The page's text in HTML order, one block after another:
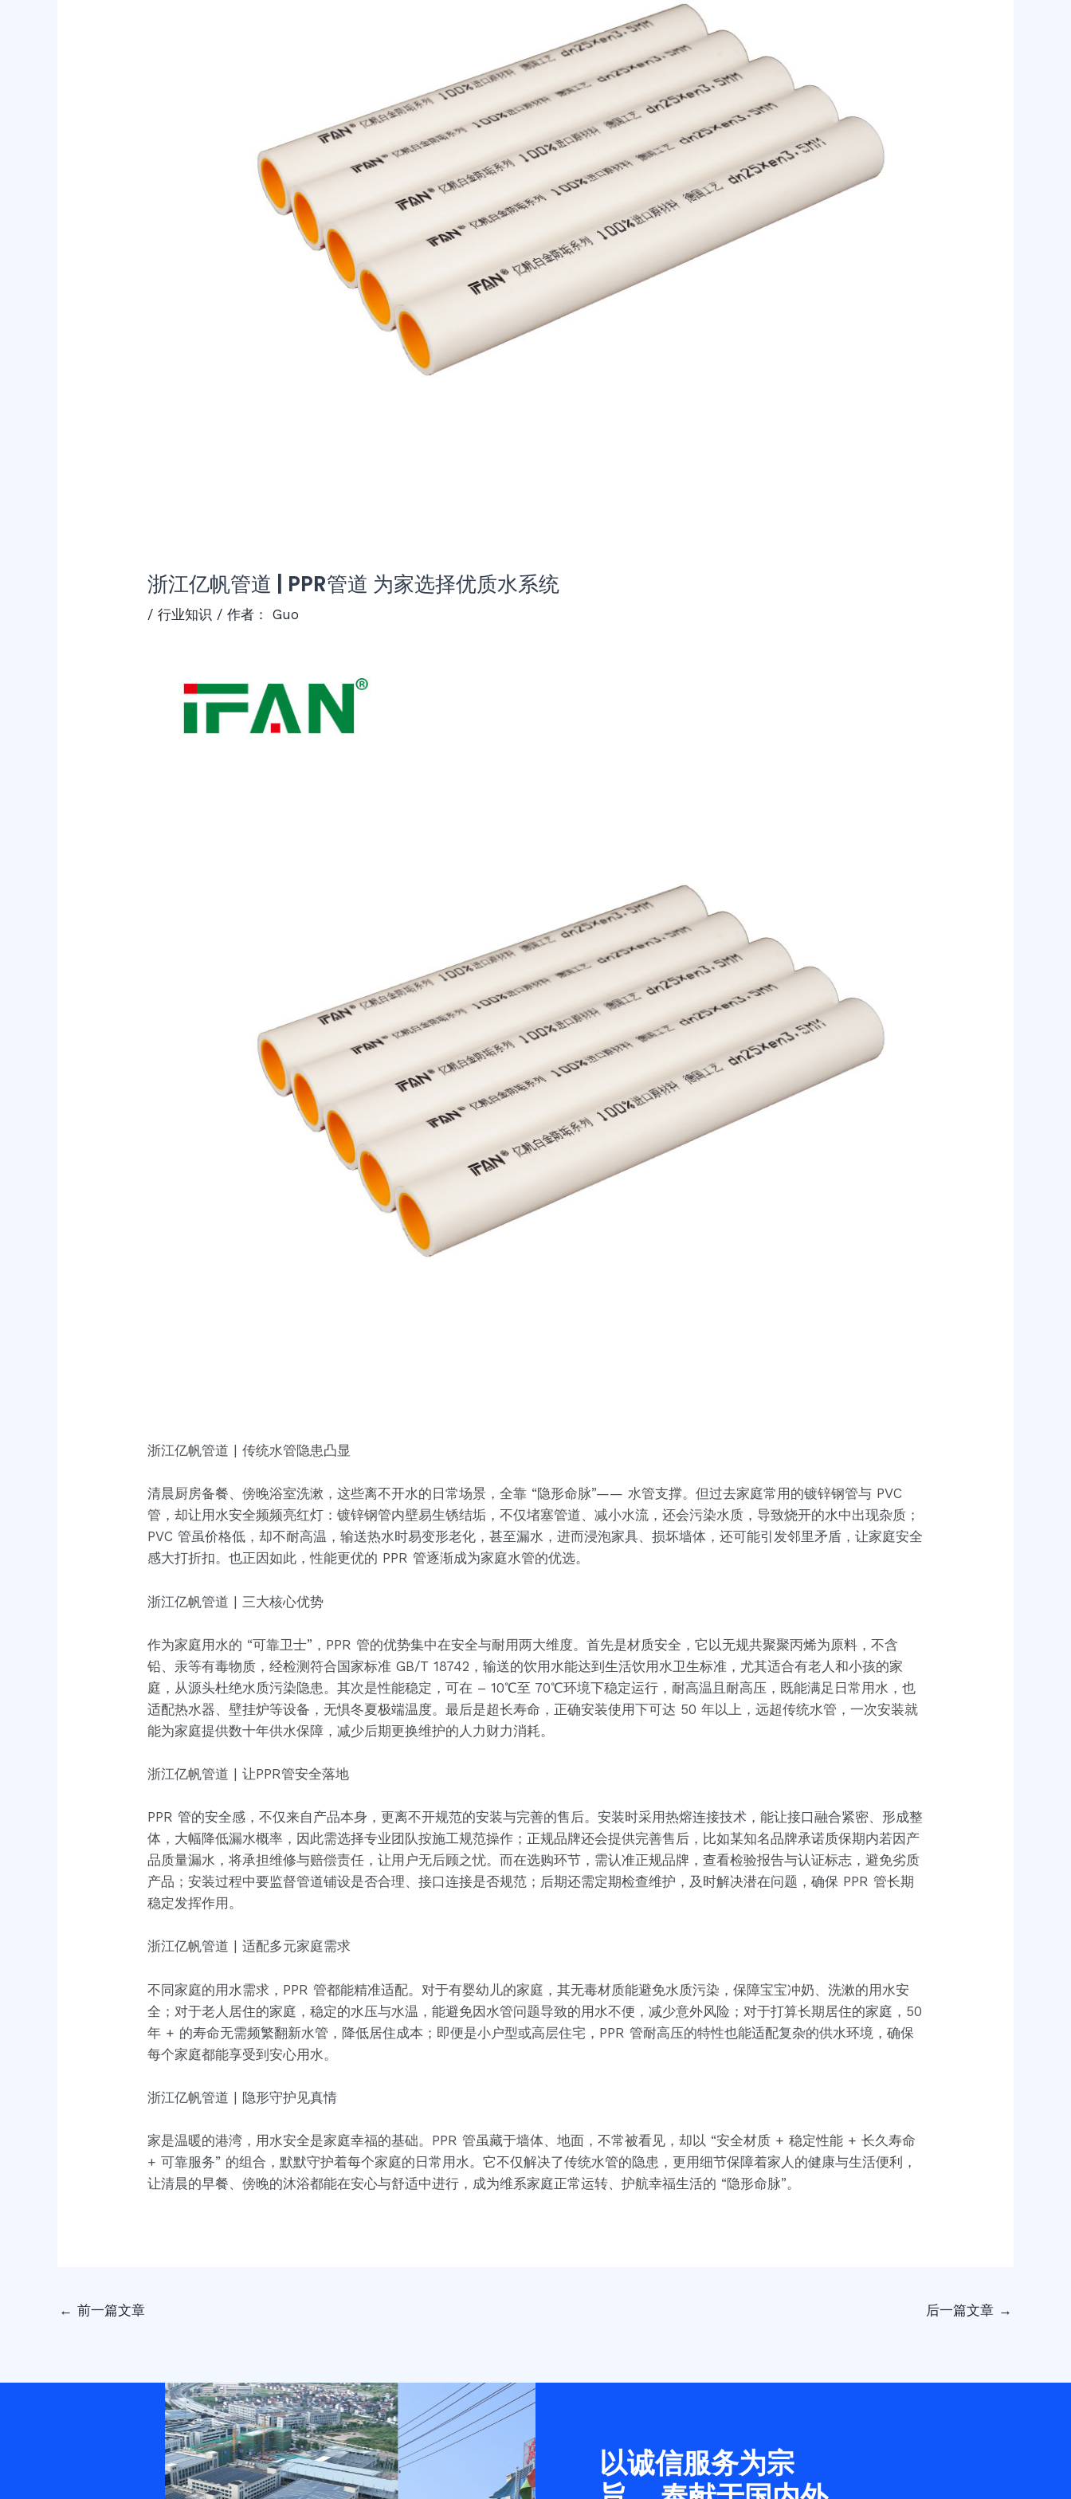
浙江亿帆管道 | PPR管道 为家选择优质水系统
/行业知识 / 作者： Guo
浙江亿帆管道 | 传统水管隐患凸显
清晨厨房备餐、傍晚浴室洗漱，这些离不开水的日常场景，全靠 “隐形命脉”—— 水管支撑。但过去家庭常用的镀锌钢管与 PVC
管，却让用水安全频频亮红灯：镀锌钢管内壁易生锈结垢，不仅堵塞管道、减小水流，还会污染水质，导致烧开的水中出现杂质；
PVC 管虽价格低，却不耐高温，输送热水时易变形老化，甚至漏水，进而浸泡家具、损坏墙体，还可能引发邻里矛盾，让家庭安全
感大打折扣。也正因如此，性能更优的 PPR 管逐渐成为家庭水管的优选。
浙江亿帆管道 | 三大核心优势
作为家庭用水的 “可靠卫士”，PPR 管的优势集中在安全与耐用两大维度。首先是材质安全，它以无规共聚聚丙烯为原料，不含
铅、汞等有毒物质，经检测符合国家标准 GB/T 18742，输送的饮用水能达到生活饮用水卫生标准，尤其适合有老人和小孩的家
庭，从源头杜绝水质污染隐患。其次是性能稳定，可在 – 10℃至 70℃环境下稳定运行，耐高温且耐高压，既能满足日常用水，也
适配热水器、壁挂炉等设备，无惧冬夏极端温度。最后是超长寿命，正确安装使用下可达 50 年以上，远超传统水管，一次安装就
能为家庭提供数十年供水保障，减少后期更换维护的人力财力消耗。
浙江亿帆管道 | 让PPR管安全落地
PPR 管的安全感，不仅来自产品本身，更离不开规范的安装与完善的售后。安装时采用热熔连接技术，能让接口融合紧密、形成整
体，大幅降低漏水概率，因此需选择专业团队按施工规范操作；正规品牌还会提供完善售后，比如某知名品牌承诺质保期内若因产
品质量漏水，将承担维修与赔偿责任，让用户无后顾之忧。而在选购环节，需认准正规品牌，查看检验报告与认证标志，避免劣质
产品；安装过程中要监督管道铺设是否合理、接口连接是否规范；后期还需定期检查维护，及时解决潜在问题，确保 PPR 管长期
稳定发挥作用。
浙江亿帆管道 | 适配多元家庭需求
不同家庭的用水需求，PPR 管都能精准适配。对于有婴幼儿的家庭，其无毒材质能避免水质污染，保障宝宝冲奶、洗漱的用水安
全；对于老人居住的家庭，稳定的水压与水温，能避免因水管问题导致的用水不便，减少意外风险；对于打算长期居住的家庭，50
年 + 的寿命无需频繁翻新水管，降低居住成本；即便是小户型或高层住宅，PPR 管耐高压的特性也能适配复杂的供水环境，确保
每个家庭都能享受到安心用水。
浙江亿帆管道 | 隐形守护见真情
家是温暖的港湾，用水安全是家庭幸福的基础。PPR 管虽藏于墙体、地面，不常被看见，却以 “安全材质 + 稳定性能 + 长久寿命
+ 可靠服务” 的组合，默默守护着每个家庭的日常用水。它不仅解决了传统水管的隐患，更用细节保障着家人的健康与生活便利，
让清晨的早餐、傍晚的沐浴都能在安心与舒适中进行，成为维系家庭正常运转、护航幸福生活的 “隐形命脉”。
← 前一篇文章 后一篇文章 →
以诚信服务为宗